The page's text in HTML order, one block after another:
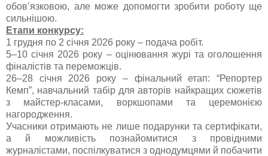
обов’язковою, але може допомогти зробити роботу ще
сильнішою.
Етапи конкурсу:
1 грудня по 2 січня 2026 року – подача робіт.
5–10січня 2026 року – оцінювання журі та оголошення
фіналістів та переможців.
26–28 січня 2026 року – фінальний етап: “Репортер
Кемп”, навчальний табір для авторів найкращих сюжетів
з майстер-класами, воркшопами та церемонією
нагородження.
Учасники отримають не лише подарунки та сертифікати,
а й можливість познайомитися з провідними
журналістами, поспілкуватися з однодумцями й побачити